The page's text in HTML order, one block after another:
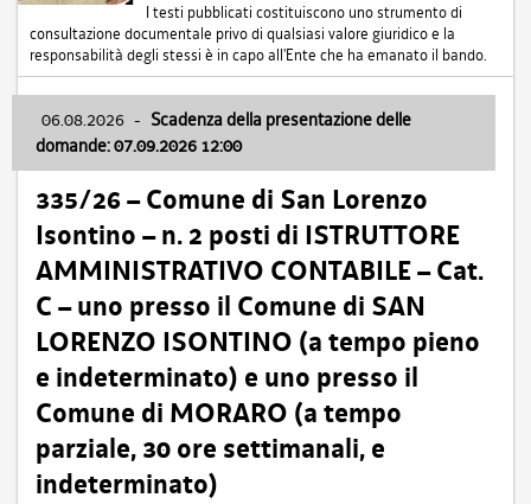
I testi pubblicati costituiscono uno strumento di
consultazione documentale privo di qualsiasi valore giuridico e la
responsabilità degli stessi è in capo all'Ente che ha emanato il bando.
06.08.2026 - Scadenza della presentazione delle
domande: 07.09.2026 12:00
335/26 – Comune di San Lorenzo
Isontino – n. 2 posti di ISTRUTTORE
AMMINISTRATIVO CONTABILE – Cat.
C – uno presso il Comune di SAN
LORENZO ISONTINO (a tempo pieno
e indeterminato) e uno presso il
Comune di MORARO (a tempo
parziale, 30 ore settimanali, e
indeterminato)